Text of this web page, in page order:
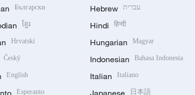
Български
ខ្មែរ
Hrvatski
Český
English
Esperanto
Hebrew עברית
Hindi हिन्दी
Hungarian Magyar
Indonesian Bahasa Indonesia
Italian Italiano
Japanese 日本語